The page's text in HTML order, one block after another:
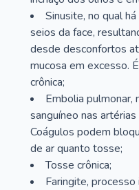
Sinusite, no qual
seios da face,
desde desconfortos
mucosa em excesso.
crônica;
Embolia pulmonar,
sanguíneo nas
Coágulos podem
de ar quanto tosse;
Tosse crônica;
Faringite,